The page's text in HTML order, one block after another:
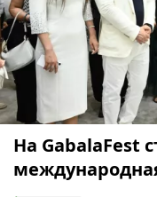
На GabalaFest